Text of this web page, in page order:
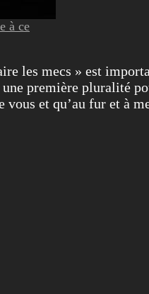
à ce
les mecs » est
première pluralité
et qu’au fur et à